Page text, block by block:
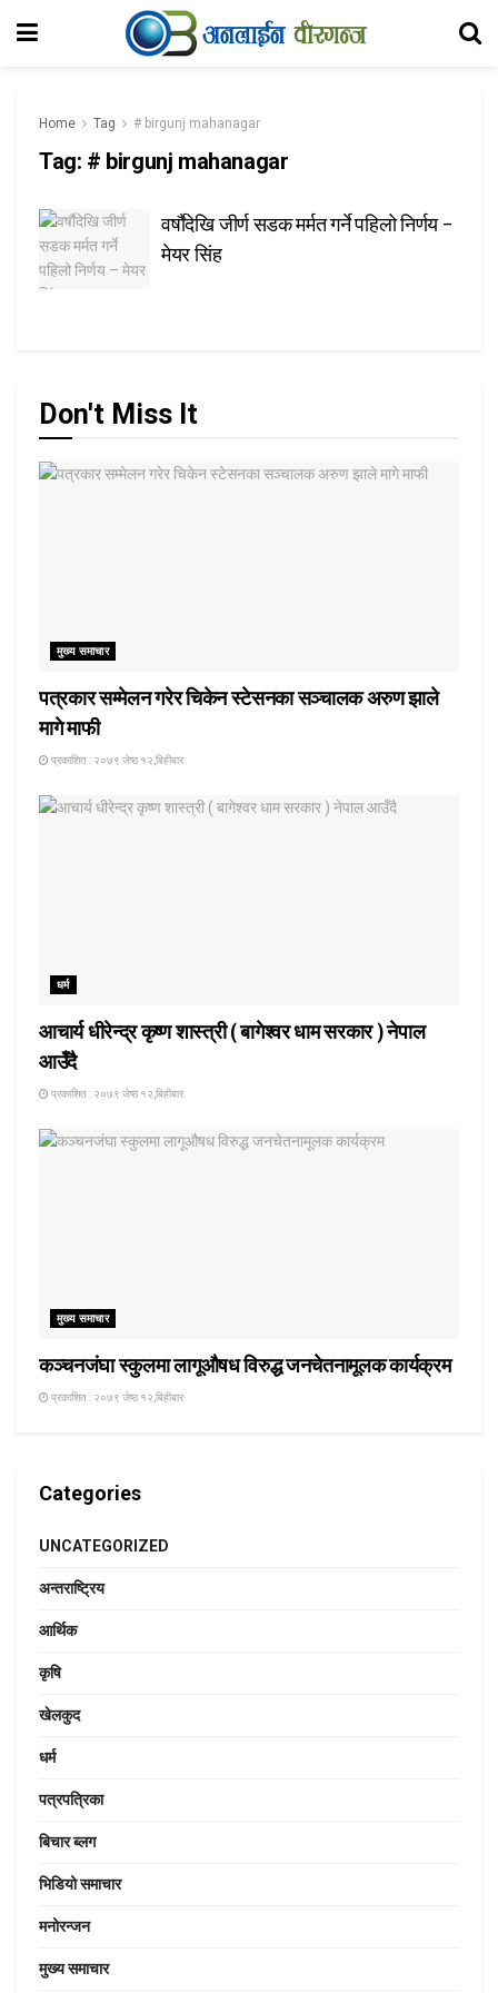
Home Tag # birgunj mahanagar
Tag: # birgunj mahanagar
वर्षाैदेखि जीर्ण सडक मर्मत गर्ने पहिलो निर्णय –
मेयर सिंह
Don't Miss It
मुख्य समाचार
पत्रकार सम्मेलन गरेर चिकेन स्टेसनका सञ्चालक अरुण झाले
मागे माफी
प्रकाशित : २०७९ जेष्ठ १२,बिहीबार
धर्म
आचार्य धीरेन्द्र कृष्ण शास्त्री ( बागेश्वर धाम सरकार ) नेपाल
आउँदै
प्रकाशित : २०७९ जेष्ठ १२,बिहीबार
मुख्य समाचार
कञ्चनजंघा स्कुलमा लागूऔषध विरुद्ध जनचेतनामूलक कार्यक्रम
प्रकाशित : २०७९ जेष्ठ १२,बिहीबार
Categories
UNCATEGORIZED
अन्तराष्ट्रिय
आर्थिक
कृषि
खेलकुद
धर्म
पत्रपत्रिका
बिचार ब्लग
भिडियो समाचार
मनोरन्जन
मुख्य समाचार